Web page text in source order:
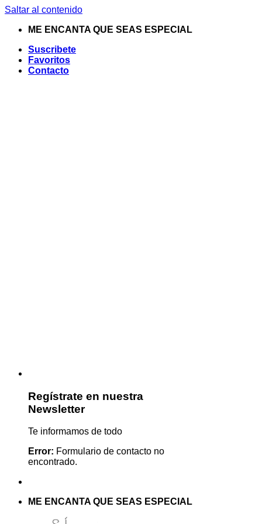
Saltar al contenido
ME ENCANTA QUE SEAS ESPECIAL
Suscribete
Favoritos
Contacto
Regístrate en nuestra
Newsletter
Te informamos de todo
Error: Formulario de contacto no
encontrado.
ME ENCANTA QUE SEAS ESPECIAL